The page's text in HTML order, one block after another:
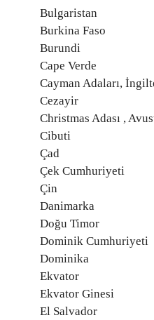
Bulgaristan
Burkina Faso
Burundi
Cape Verde
Cayman Adaları,
Cezayir
Christmas Adası ,
Cibuti
Çad
Çek Cumhuriyeti
Çin
Danimarka
Doğu Timor
Dominik Cumhuriyeti
Dominika
Ekvator
Ekvator Ginesi
El Salvador